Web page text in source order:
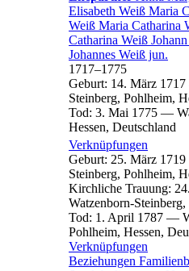
Elisabeth Weiß Maria
Weiß Maria Catharina
Catharina Weiß
Johannes Weiß jun.
1717–1775
Geburt: 14. März 1717
Steinberg, Pohlheim,
Tod: 3. Mai 1775 —
Hessen, Deutschland
Verknüpfungen
Geburt: 25. März 1719
Steinberg, Pohlheim,
Kirchliche Trauung:
Watzenborn-
Tod: 1. April 1787 —
Pohlheim, Hessen,
Verknüpfungen
Beziehungen